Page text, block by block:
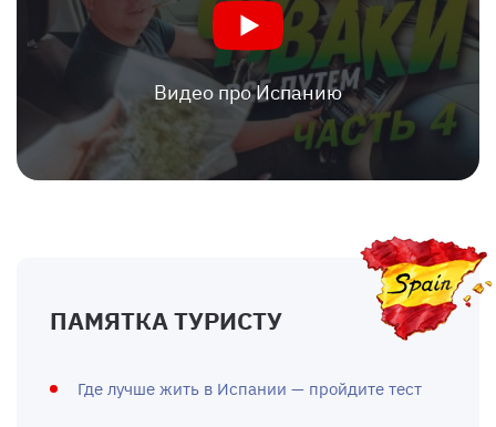
Видео про Испанию
ПАМЯТКА ТУРИСТУ
Где лучше жить в Испании — пройдите тест